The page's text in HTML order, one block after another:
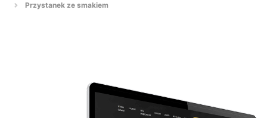
Przystanek ze smakiem